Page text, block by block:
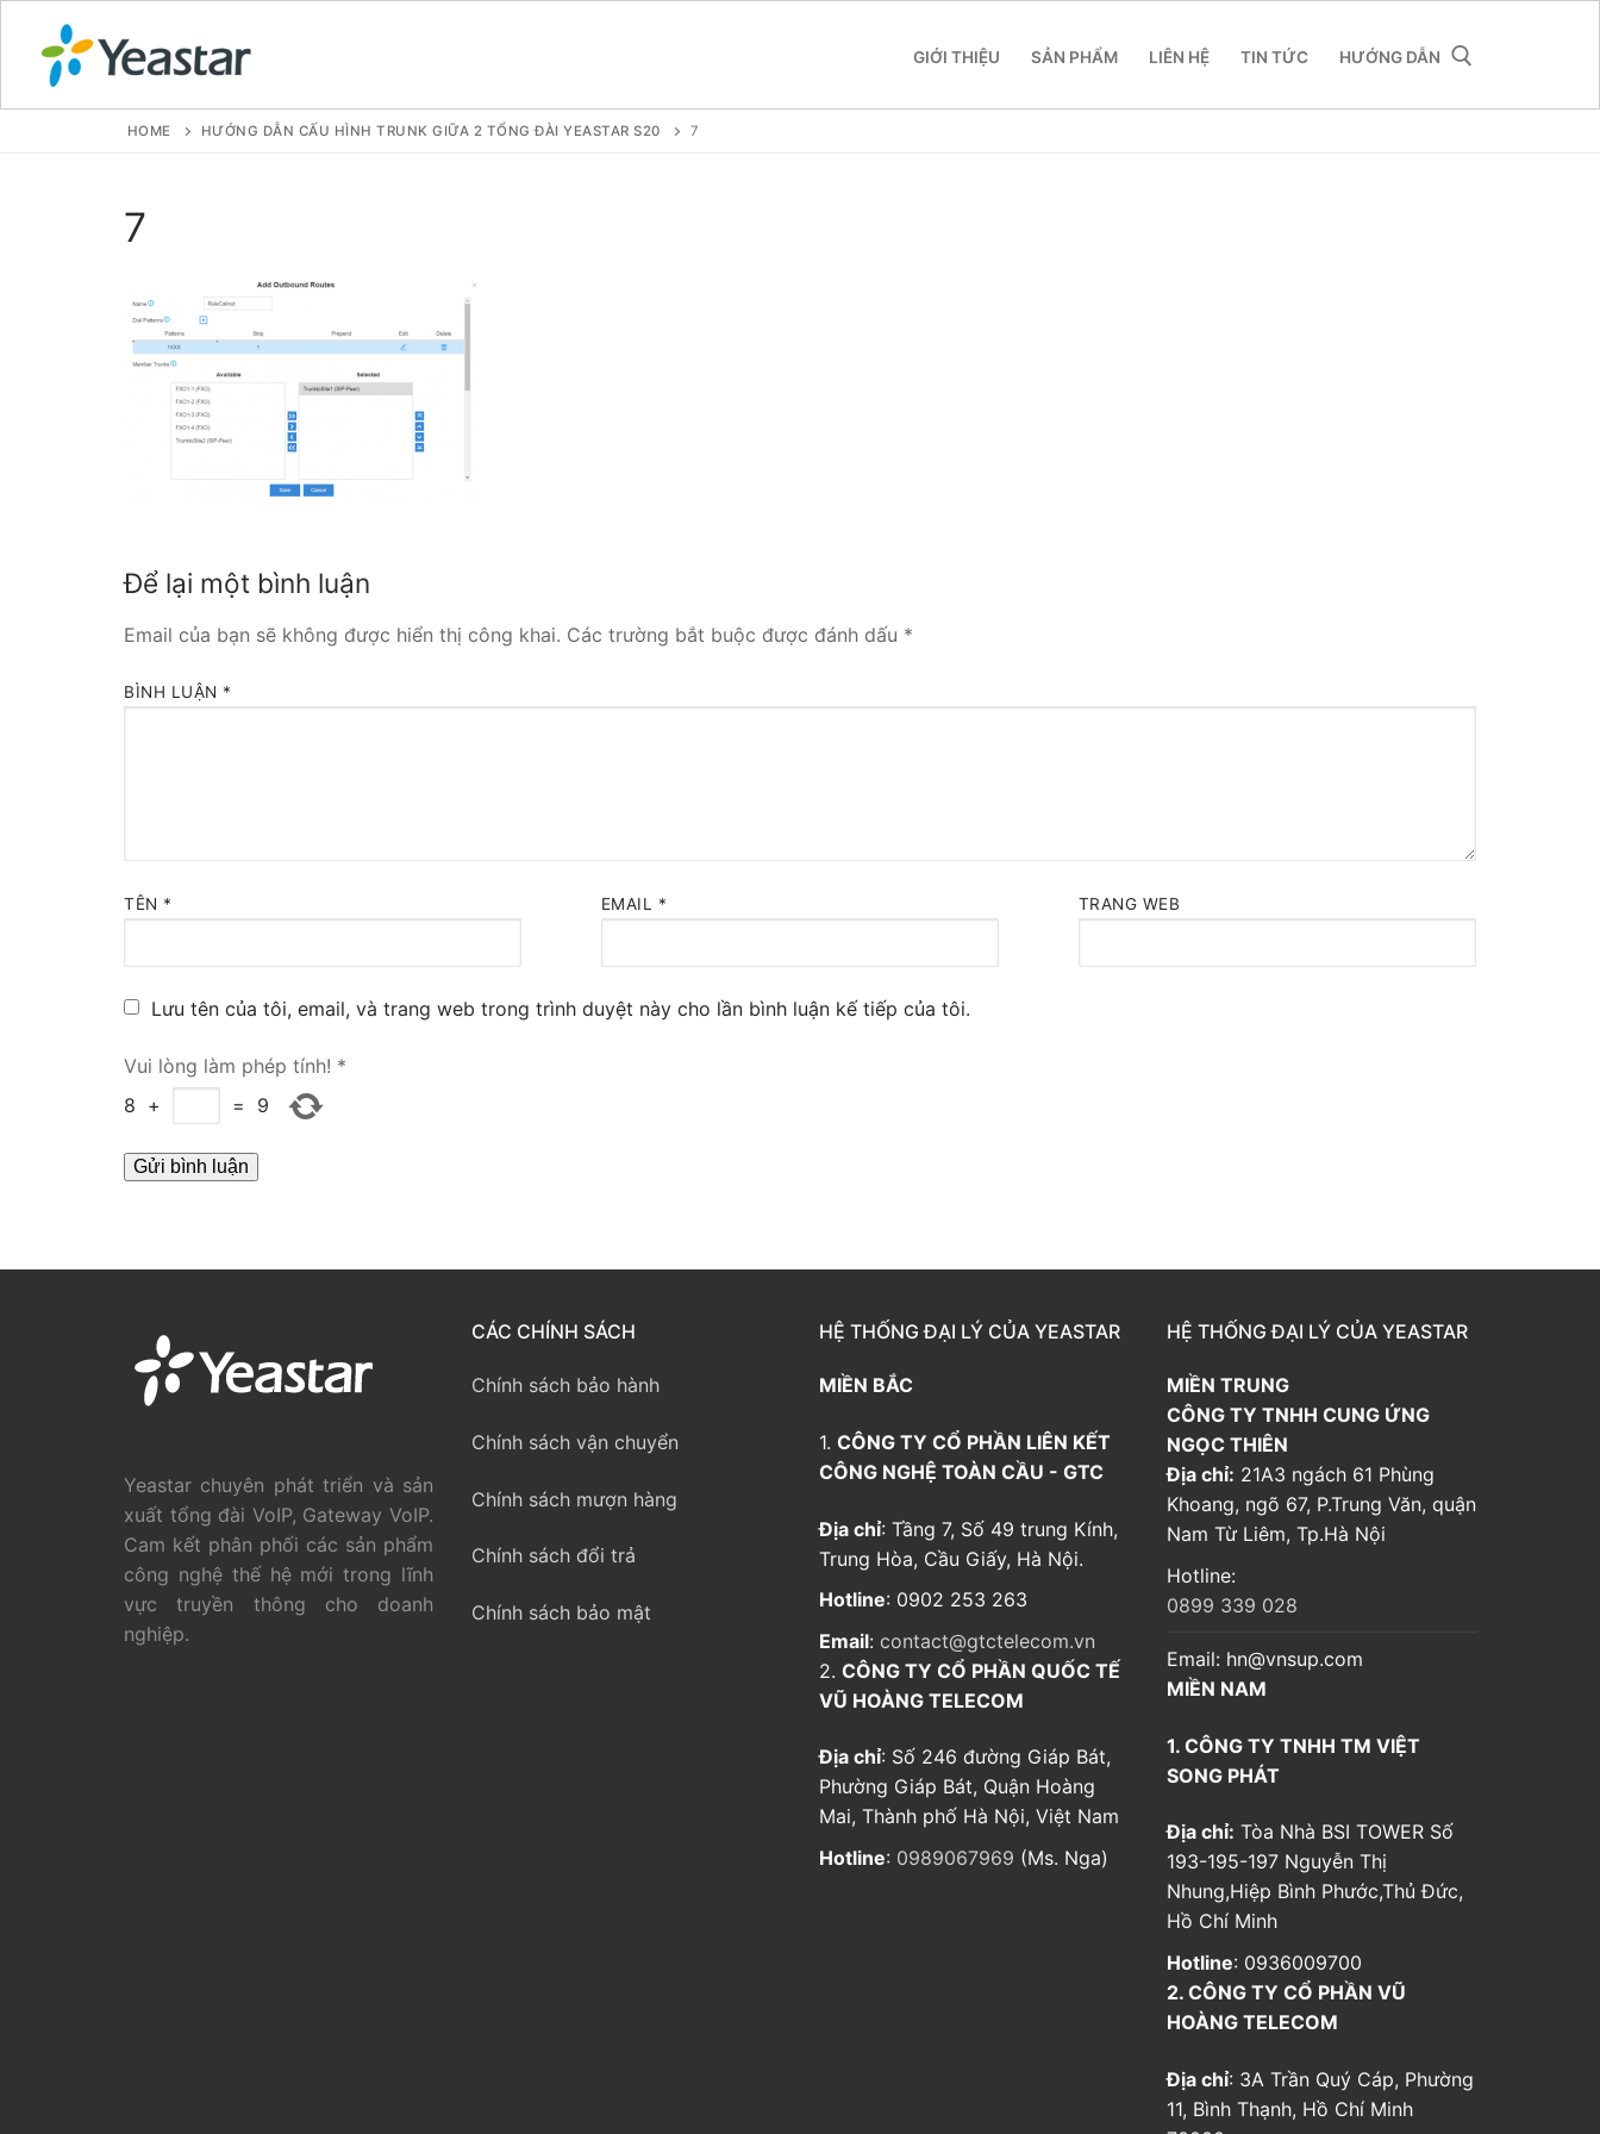
GIỚI THIỆU SẢN PHẨM LIÊN HỆ TIN TỨC HƯỚNG DẪN
Tổng đài VoIP Yeastar S20
HOSTED PHONE SYSTEM
HOME HƯỚNG DẪN CẤU HÌNH TRUNK GIỮA 2 TỔNG ĐÀI YEASTAR S20 7
7
Để lại một bình luận
Email của bạn sẽ không được hiển thị công khai. Các trường bắt buộc được đánh dấu *
BÌNH LUẬN *
TÊN * EMAIL * TRANG WEB
Lưu tên của tôi, email, và trang web trong trình duyệt này cho lần bình luận kế tiếp của tôi.
Vui lòng làm phép tính! *
8 + = 9
Yeastar chuyên phát triển và sản
xuất tổng đài VoIP, Gateway VoIP.
Cam kết phân phối các sản phẩm
công nghệ thế hệ mới trong lĩnh
vực truyền thông cho doanh
nghiệp.
CÁC CHÍNH SÁCH
Chính sách bảo hành
Chính sách vận chuyển
Chính sách mượn hàng
Chính sách đổi trả
Chính sách bảo mật
HỆ THỐNG ĐẠI LÝ CỦA YEASTAR
MIỀN BẮC
1. CÔNG TY CỔ PHẦN LIÊN KẾT
CÔNG NGHỆ TOÀN CẦU - GTC
Địa chỉ: Tầng 7, Số 49 trung Kính,
Trung Hòa, Cầu Giấy, Hà Nội.
Hotline: 0902 253 263
Email: contact@gtctelecom.vn
2. CÔNG TY CỔ PHẦN QUỐC TẾ
VŨ HOÀNG TELECOM
Địa chỉ: Số 246 đường Giáp Bát,
Phường Giáp Bát, Quận Hoàng
Mai, Thành phố Hà Nội, Việt Nam
Hotline: 0989067969 (Ms. Nga)
HỆ THỐNG ĐẠI LÝ CỦA YEASTAR
MIỀN TRUNG
CÔNG TY TNHH CUNG ỨNG
NGỌC THIÊN
Địa chỉ: 21A3 ngách 61 Phùng
Khoang, ngõ 67, P.Trung Văn, quận
Nam Từ Liêm, Tp.Hà Nội
Hotline:
0899 339 028
Email: hn@vnsup.com
MIỀN NAM
1. CÔNG TY TNHH TM VIỆT
SONG PHÁT
Địa chỉ: Tòa Nhà BSI TOWER Số
193-195-197 Nguyễn Thị
Nhung,Hiệp Bình Phước,Thủ Đức,
Hồ Chí Minh
Hotline: 0936009700
2. CÔNG TY CỔ PHẦN VŨ
HOÀNG TELECOM
Địa chỉ: 3A Trần Quý Cáp, Phường
11, Bình Thạnh, Hồ Chí Minh